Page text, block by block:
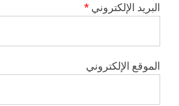
البريد الإلكتروني *
الموقع الإلكتروني